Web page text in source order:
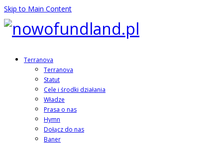
Skip to Main Content
Terranova
Terranova
Statut
Cele i środki działania
Władze
Prasa o nas
Hymn
Dołącz do nas
Baner